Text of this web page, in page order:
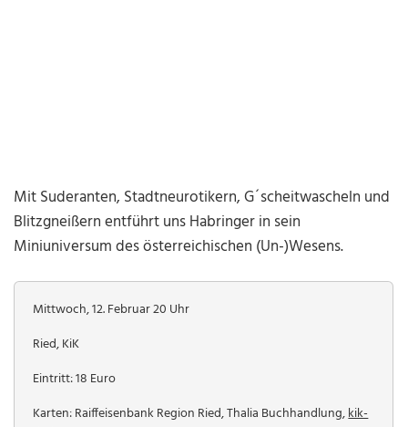
Mit Suderanten, Stadtneurotikern, G´scheitwascheln und
Blitzgneißern entführt uns Habringer in sein
Miniuniversum des österreichischen (Un-)Wesens.
Mittwoch, 12. Februar 20 Uhr
Ried, KiK
Eintritt: 18 Euro
Karten: Raiffeisenbank Region Ried, Thalia Buchhandlung,kik-